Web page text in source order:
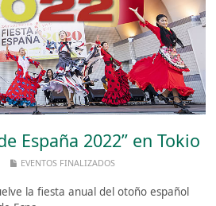
España 2022” en Tokio
EVENTOS FINALIZADOS
la fiesta anual del otoño español